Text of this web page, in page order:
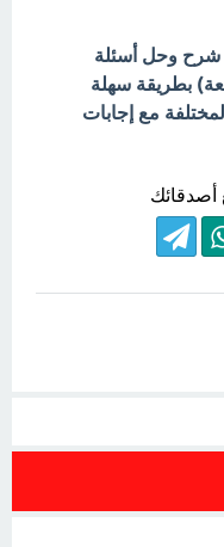
شرح وحل أسئلة
بطريقة سهلة
مع إجابات
أصدقائك